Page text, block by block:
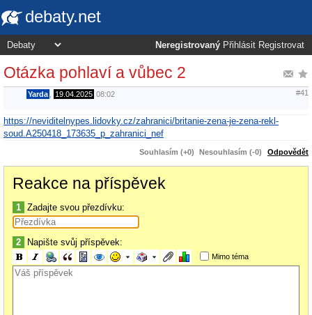
debaty.net
Neregistrovaný Přihlásit Registrovat
Otázka pohlaví a vůbec 2
Yarda 19.04.2025 08:02 #41
https://neviditelnypes.lidovky.cz/zahranici/britanie-zena-je-zena-rekl-
soud.A250418_173635_p_zahranici_nef
Souhlasím (+0) Nesouhlasím (-0) Odpovědět
Reakce na příspěvek
1 Zadajte svou přezdívku:
2 Napište svůj příspěvek:
Mimo téma